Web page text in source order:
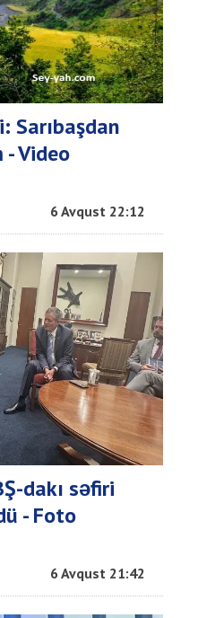
Sarıbaşdan
- Video
6 Avqust 22:12
dakı səfiri
- Foto
6 Avqust 21:42